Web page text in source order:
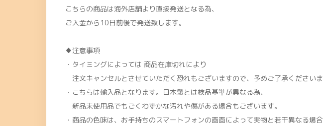
こちらの商品は海外店舗より直接発送となる為、
ご入金から10日前後で発送致します。
♦注意事項
・タイミングによっては 商品在庫切れにより
注文キャンセルとさせていただく恐れもございますので、予めご了承くださいま
・こちらは輸入品となります。日本製とは検品基準が異なる為、
新品未使用品でもごくわずかな汚れや傷がある場合もございます。
・商品の色味は、お手持ちのスマートフォンの画面によって実物と若干異なる場合